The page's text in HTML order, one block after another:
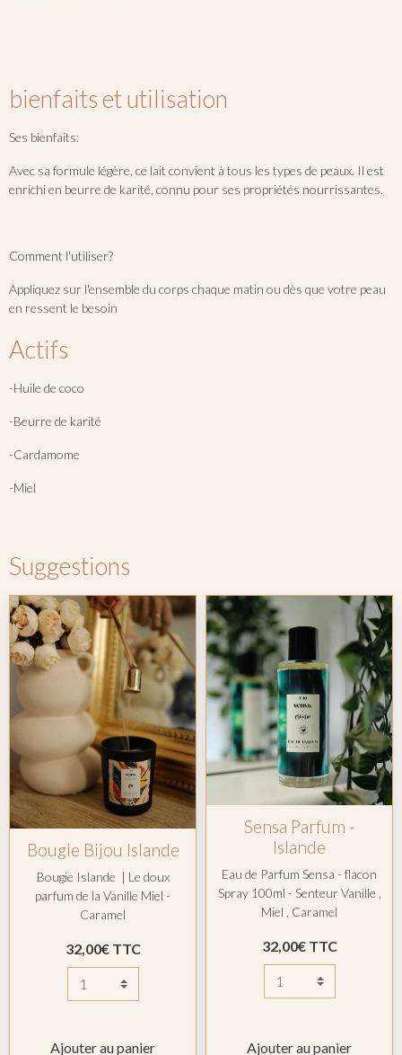
bienfaits et utilisation
Ses bienfaits:
Avec sa formule légère, ce lait convient à tous les types de peaux. Il est
enrichi en beurre de karité, connu pour ses propriétés nourrissantes.
Comment l'utiliser?
Appliquez sur l'ensemble du corps chaque matin ou dès que votre peau
en ressent le besoin
Actifs
-Huile de coco
-Beurre de karité
-Cardamome
-Miel
Suggestions
Bougie Bijou Islande
Bougie Islande | Le doux
parfum de la Vanille Miel -
Caramel
32,00€ TTC
Ajouter au panier
Sensa Parfum -
Islande
Eau de Parfum Sensa - flacon
Spray 100ml - Senteur Vanille ,
Miel , Caramel
32,00€ TTC
Ajouter au panier